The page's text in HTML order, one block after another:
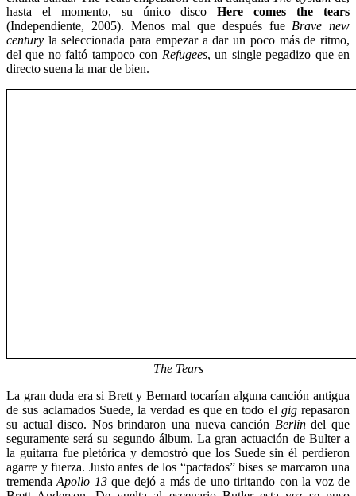
hasta el momento, su único discoHere comes the tears
(Independiente, 2005). Menos mal que después fue Brave new
century la seleccionada para empezar a dar un poco más de ritmo,
del que no faltó tampoco con Refugees, un single pegadizo que en
directo suena la mar de bien.
The Tears
La gran duda era si Brett y Bernard tocarían alguna canción antigua
de sus aclamados Suede, la verdad es que en todo el gigrepasaron
su actual disco. Nos brindaron una nueva canción Berlindel que
seguramente será su segundo álbum. La gran actuación de Bulter a
la guitarra fue pletórica y demostró que los Suede sin él perdieron
agarre y fuerza. Justo antes de los “pactados” bises se marcaron una
tremendaApollo 13que dejó a más de uno tiritando con la voz de